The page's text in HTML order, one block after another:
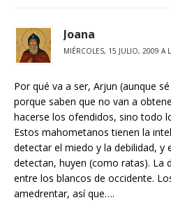
Joana
MIÉRCOLES, 15 JULIO, 2009 A
Por qué va a ser, Arjun (aunque
porque saben que no van a
hacerse los ofendidos, sino todo
Estos mahometanos tienen la
detectar el miedo y la debilidad, y
detectan, huyen (como ratas). La
entre los blancos de occidente.
amedrentar, así que….